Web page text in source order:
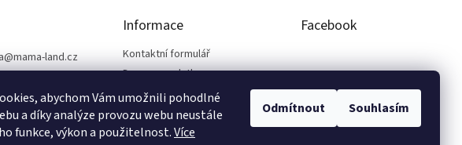
abychom Vám umožnili pohodlné
a díky analýze provozu webu neustále
funkce, výkon a použitelnost.Více
Odmítnout Souhlasím
@mama-land.cz
Informace
Kontaktní formulář
Doprava a platba
Obchodní podmínky
Ochrana osobních údajů
Reklamace a vrácení zboží
Facebook